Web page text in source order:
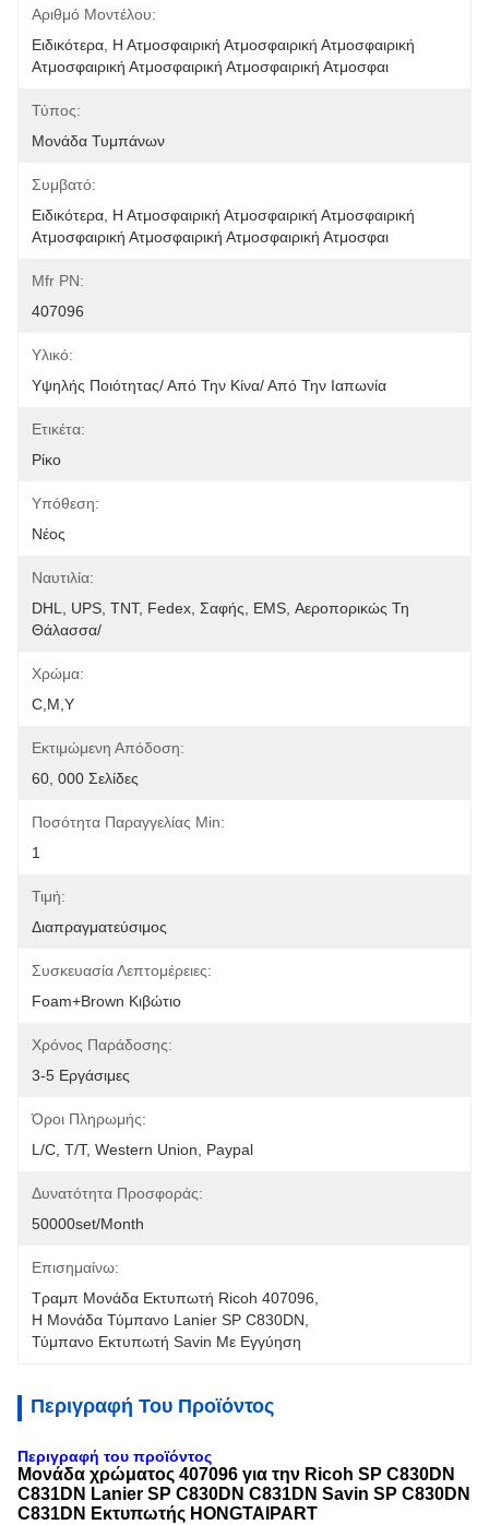
Αριθμό Μοντέλου:
Ειδικότερα, Η Ατμοσφαιρική Ατμοσφαιρική Ατμοσφαιρική
Ατμοσφαιρική Ατμοσφαιρική Ατμοσφαιρική Ατμοσφαι
Τύπος:
Μονάδα Τυμπάνων
Συμβατό:
Ειδικότερα, Η Ατμοσφαιρική Ατμοσφαιρική Ατμοσφαιρική
Ατμοσφαιρική Ατμοσφαιρική Ατμοσφαιρική Ατμοσφαι
Mfr PN:
407096
Υλικό:
Υψηλής Ποιότητας/ Από Την Κίνα/ Από Την Ιαπωνία
Ετικέτα:
Ρίκο
Υπόθεση:
Νέος
Ναυτιλία:
DHL, UPS, TNT, Fedex, Σαφής, EMS, Αεροπορικώς Τη
Θάλασσα/
Χρώμα:
C,M,Y
Εκτιμώμενη Απόδοση:
60, 000 Σελίδες
Ποσότητα Παραγγελίας Min:
1
Τιμή:
Διαπραγματεύσιμος
Συσκευασία Λεπτομέρειες:
Foam+Brown Κιβώτιο
Χρόνος Παράδοσης:
3-5 Εργάσιμες
Όροι Πληρωμής:
L/C, T/T, Western Union, Paypal
Δυνατότητα Προσφοράς:
50000set/Month
Επισημαίνω:
Τραμπ Μονάδα Εκτυπωτή Ricoh 407096
Η Μονάδα Τύμπανο Lanier SP C830DN
Τύμπανο Εκτυπωτή Savin Με Εγγύηση
Περιγραφή Του Προϊόντος
Περιγραφή του προϊόντος
Μονάδα χρώματος 407096 για την Ricoh SP C830DN
C831DN Lanier SP C830DN C831DN Savin SP C830DN
C831DN Εκτυπωτής HONGTAIPART